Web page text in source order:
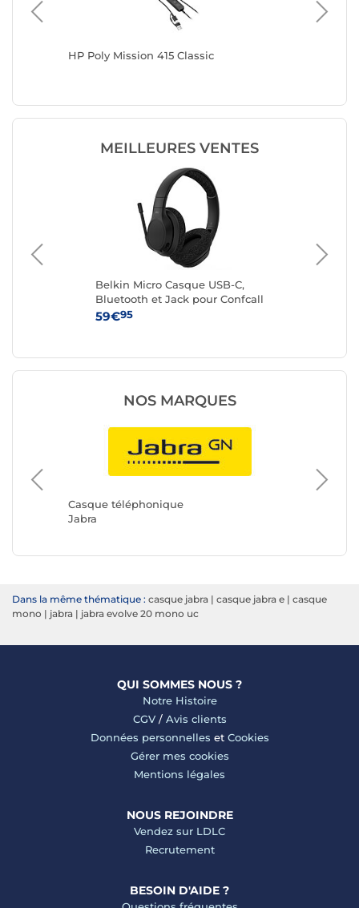
HP Poly Mission 415 Classic
MEILLEURES VENTES
Belkin Micro Casque USB-C,
Bluetooth et Jack pour Confcall
59€95
NOS MARQUES
Casque téléphonique
Jabra
HP
Dans la même thématique : casque jabra | casque jabra e | casque
mono | jabra | jabra evolve 20 mono uc
QUI SOMMES NOUS ?
Notre Histoire
CGV/ Avis clients
Données personnelles et Cookies
Gérer mes cookies
Mentions légales
NOUS REJOINDRE
Vendez sur LDLC
Recrutement
BESOIN D'AIDE ?